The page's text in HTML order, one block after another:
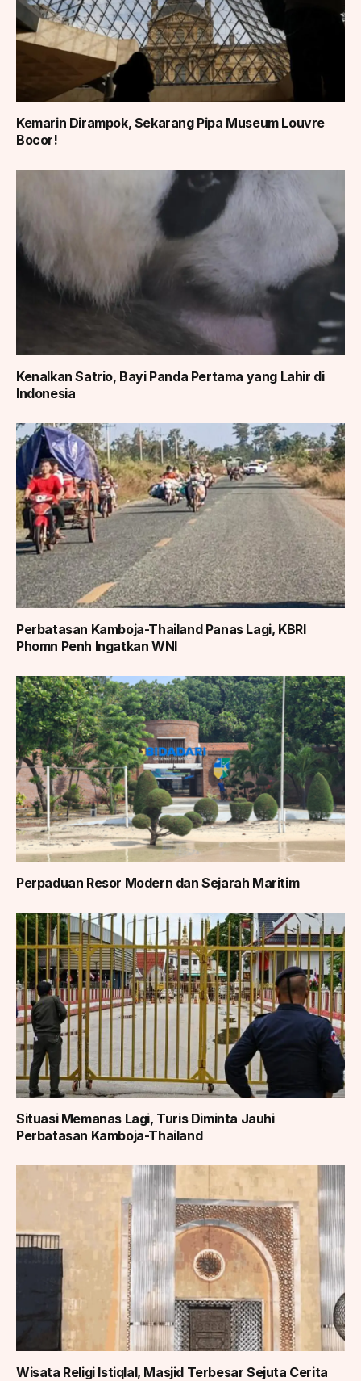
Kemarin Dirampok, Sekarang Pipa Museum Louvre
Bocor!
Kenalkan Satrio, Bayi Panda Pertama yang Lahir di
Indonesia
Perbatasan Kamboja-Thailand Panas Lagi, KBRI
Phomn Penh Ingatkan WNI
Perpaduan Resor Modern dan Sejarah Maritim
Situasi Memanas Lagi, Turis Diminta Jauhi
Perbatasan Kamboja-Thailand
Wisata Religi Istiqlal, Masjid Terbesar Sejuta Cerita